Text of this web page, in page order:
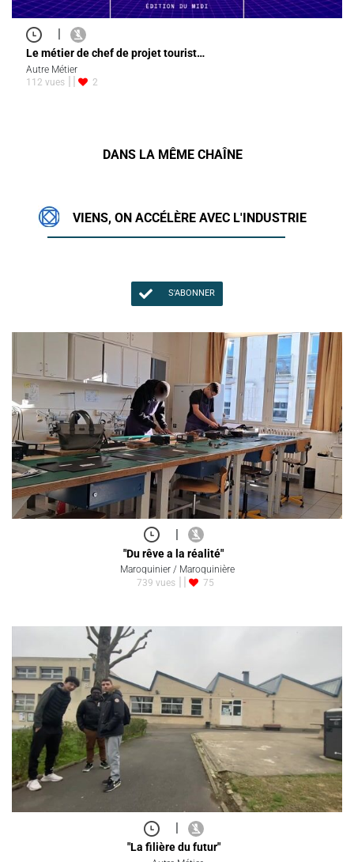
|
Le métier de chef de projet tourist…
Autre Métier
112 vues
2
DANS LA MÊME CHAÎNE
VIENS, ON ACCÉLÈRE AVEC L'INDUSTRIE
S'ABONNER
|
"Du rêve a la réalité"
Maroquinier / Maroquinière
739 vues
75
|
"La filière du futur"